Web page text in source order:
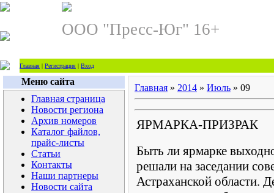
ООО "Пресс-Юг" 16+
Главная | Регистрация | Вход
Меню сайта
Главная страница
Новости региона
Архив номеров
Каталог файлов,
прайс-листы
Статьи
Контакты
Наши партнеры
Новости сайта
Главная » 2014 » Июль » 09
ЯРМАРКА-ПРИЗРАК
Быть ли ярмарке
решали на заседании
Астраханской области.